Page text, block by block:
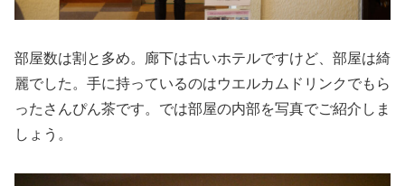
部屋数は割と多め。廊下は古いホテルですけど、部屋は綺
麗でした。手に持っているのはウエルカムドリンクでもら
ったさんぴん茶です。では部屋の内部を写真でご紹介しま
しょう。